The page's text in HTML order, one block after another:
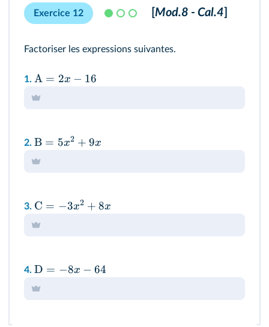
Exercice 12 Mod.8 - Cal.4
Factoriser les expressions suivantes.
1. A = 2x − 16
2. B = 5x2 + 9x
3. C = −3x2 + 8x
4. D = −8x − 64